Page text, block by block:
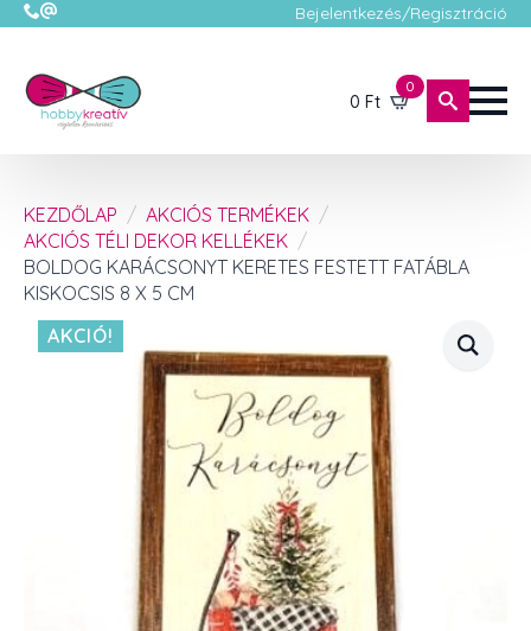
Bejelentkezés/Regisztráció
0 Ft
0
KEZDŐLAP
AKCIÓS TERMÉKEK
AKCIÓS TÉLI DEKOR KELLÉKEK
BOLDOG KARÁCSONYT KERETES FESTETT FATÁBLA
KISKOCSIS 8 X 5 CM
AKCIÓ!